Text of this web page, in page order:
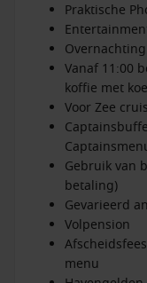
Praktische
Vanaf 11:00
koffie met
Voor Zee
Gebruik van
betaling)
Gevarieerd
Volpension
menu